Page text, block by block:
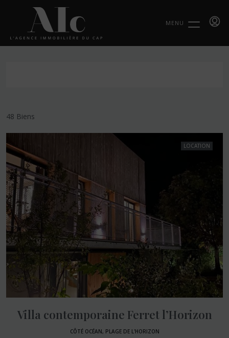
MENU
48 Biens
LOCATION
Villa contemporaine Ferret l’Horizon
CÔTÉ OCÉAN, PLAGE DE L'HORIZON